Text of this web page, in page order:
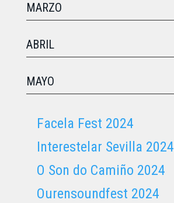
MARZO
ABRIL
MAYO
Facela Fest 2024
Interestelar Sevilla 2024
O Son do Camiño 2024
Ourensoundfest 2024